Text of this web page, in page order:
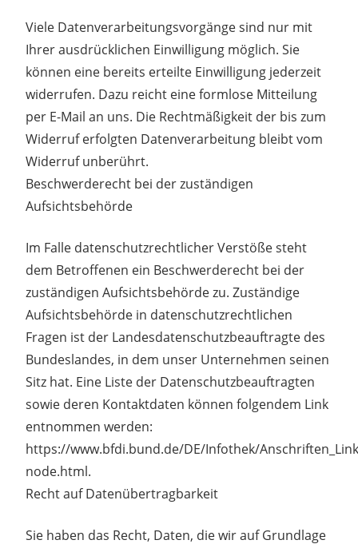
Viele Datenverarbeitungsvorgänge sind nur mit
Ihrer ausdrücklichen Einwilligung möglich. Sie
können eine bereits erteilte Einwilligung jederzeit
widerrufen. Dazu reicht eine formlose Mitteilung
per E-Mail an uns. Die Rechtmäßigkeit der bis zum
Widerruf erfolgten Datenverarbeitung bleibt vom
Widerruf unberührt.
Beschwerderecht bei der zuständigen
Aufsichtsbehörde
Im Falle datenschutzrechtlicher Verstöße steht
dem Betroffenen ein Beschwerderecht bei der
zuständigen Aufsichtsbehörde zu. Zuständige
Aufsichtsbehörde in datenschutzrechtlichen
Fragen ist der Landesdatenschutzbeauftragte des
Bundeslandes, in dem unser Unternehmen seinen
Sitz hat. Eine Liste der Datenschutzbeauftragten
sowie deren Kontaktdaten können folgendem Link
entnommen werden:
https://www.bfdi.bund.de/DE/Infothek/
node.html.
Recht auf Datenübertragbarkeit
Sie haben das Recht, Daten, die wir auf Grundlage